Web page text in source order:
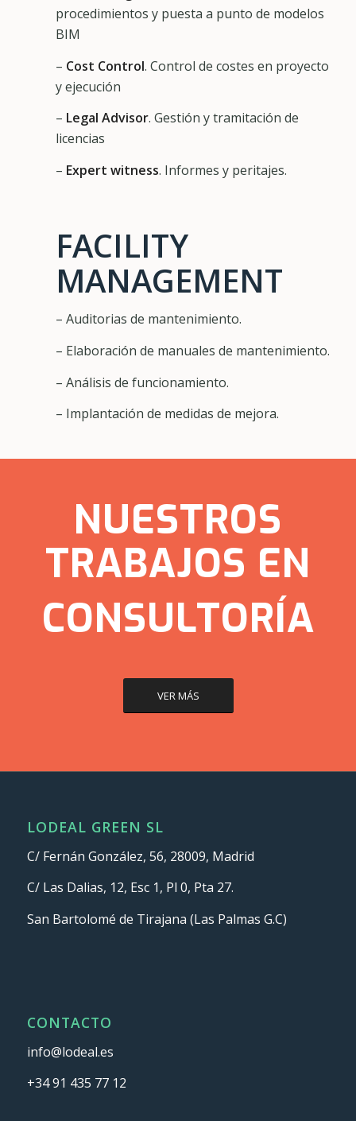
procedimientos y puesta a punto de modelos
BIM
– Cost Control. Control de costes en proyecto
y ejecución
– Legal Advisor. Gestión y tramitación de
licencias
– Expert witness. Informes y peritajes.
FACILITY
MANAGEMENT
– Auditorias de mantenimiento.
– Elaboración de manuales de mantenimiento.
– Análisis de funcionamiento.
– Implantación de medidas de mejora.
NUESTROS
TRABAJOS EN
CONSULTORÍA
VER MÁS
LODEAL GREEN SL
C/ Fernán González, 56, 28009, Madrid
C/ Las Dalias, 12, Esc 1, Pl 0, Pta 27.
San Bartolomé de Tirajana (Las Palmas G.C)
CONTACTO
info@lodeal.es
+34 91 435 77 12